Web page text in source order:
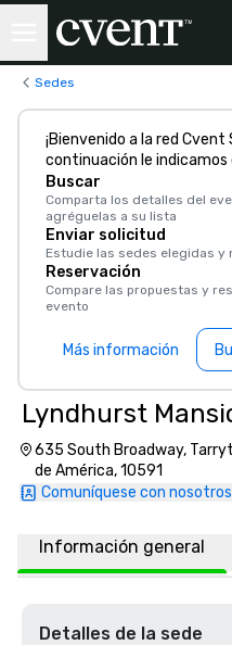
Sedes
¡Bienvenido a la red
continuación le
Buscar
Comparta los detalles del
agréguelas a su lista
Enviar solicitud
Estudie las sedes elegidas y
Reservación
Compare las propuestas y
evento
Más información
Lyndhurst
635 South Broadway,
de América, 10591
Comuníquese con nosotros
Información general
Detalles de la sede